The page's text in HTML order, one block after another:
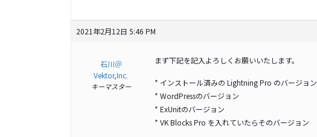
2021年2月12日 5:46 PM
石川＠
Vektor,Inc.
キーマスター
まず下記を記入よろしくお願いいたします。
* インストール済みの Lightning Pro のバージョン
* WordPressのバージョン
* ExUnitのバージョン
* VK Blocks Pro を入れていたらそのバージョン